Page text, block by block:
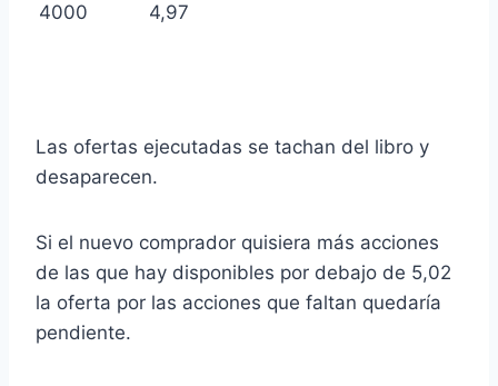
4000
4,97
Las ofertas ejecutadas se tachan del libro y
desaparecen.
Si el nuevo comprador quisiera más acciones
de las que hay disponibles por debajo de 5,02
la oferta por las acciones que faltan quedaría
pendiente.